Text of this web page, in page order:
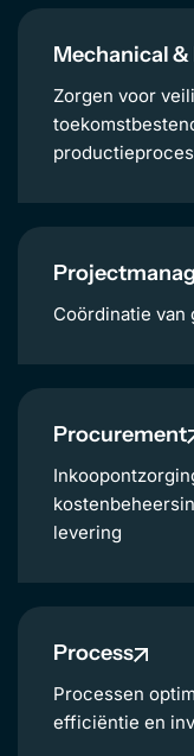
EN
Mechanical
Zorgen voor
Coördinatie
Procurement
levering
Process
Processen
efficiëntie en